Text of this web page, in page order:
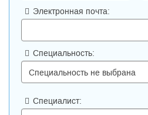
Электронная почта:
Специальность:
Специалист: